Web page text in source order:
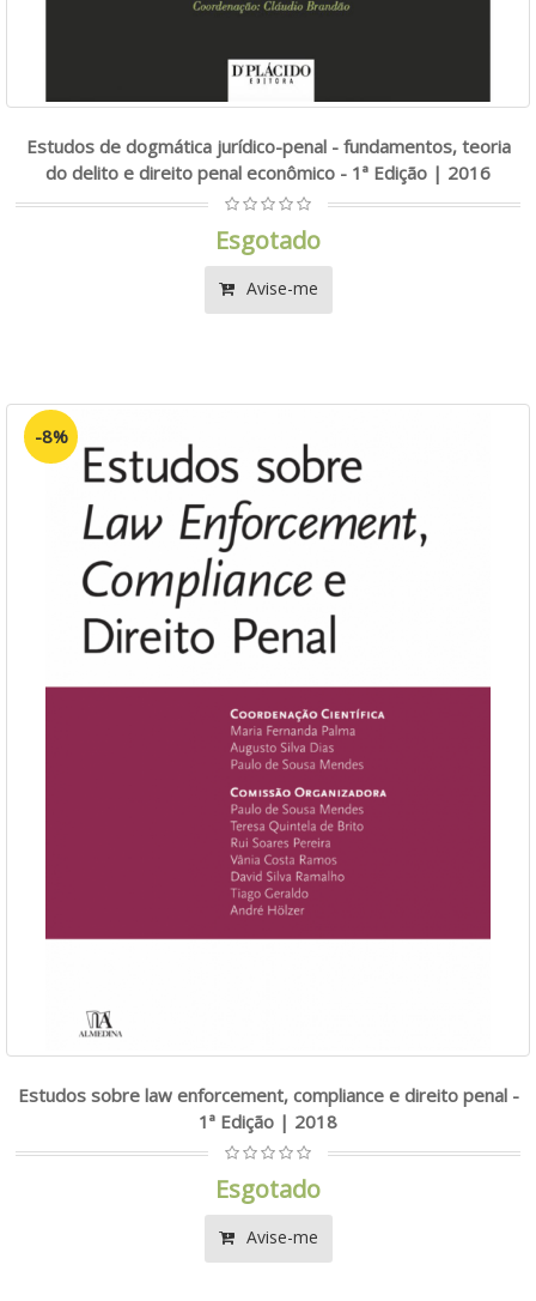
Estudos de dogmática jurídico-penal - fundamentos, teoria
do delito e direito penal econômico - 1ª Edição | 2016
Esgotado
Avise-me
-8%
Estudos sobre law enforcement, compliance e direito penal -
1ª Edição | 2018
Esgotado
Avise-me